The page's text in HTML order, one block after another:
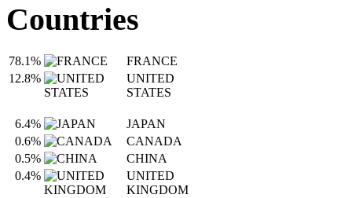
Countries
78.1%
FRANCE
12.8%
UNITED
STATES
6.4%
JAPAN
0.6%
CANADA
0.5%
CHINA
0.4%
UNITED
KINGDOM